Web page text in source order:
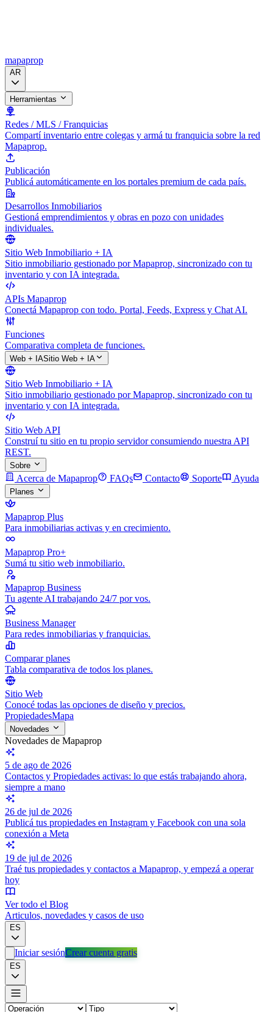
mapaprop
AR
Herramientas
Redes / MLS / Franquicias
Compartí inventario entre colegas y armá tu franquicia sobre la red
Mapaprop.
Publicación
Publicá automáticamente en los portales premium de cada país.
Desarrollos Inmobiliarios
Gestioná emprendimientos y obras en pozo con unidades
individuales.
Sitio Web Inmobiliario + IA
Sitio inmobiliario gestionado por Mapaprop, sincronizado con tu
inventario y con IA integrada.
APIs Mapaprop
Conectá Mapaprop con todo. Portal, Feeds, Express y Chat AI.
Funciones
Comparativa completa de funciones.
Web + IASitio Web + IA
Sitio Web Inmobiliario + IA
Sitio inmobiliario gestionado por Mapaprop, sincronizado con tu
inventario y con IA integrada.
Sitio Web API
Construí tu sitio en tu propio servidor consumiendo nuestra API
REST.
Sobre
Acerca de Mapaprop FAQs Contacto Soporte Ayuda
Planes
Mapaprop Plus
Para inmobiliarias activas y en crecimiento.
Mapaprop Pro+
Sumá tu sitio web inmobiliario.
Mapaprop Business
Tu agente AI trabajando 24/7 por vos.
Business Manager
Para redes inmobiliarias y franquicias.
Comparar planes
Tabla comparativa de todos los planes.
Sitio Web
Conocé todas las opciones de diseño y precios.
PropiedadesMapa
Novedades
Novedades de Mapaprop
5 de ago de 2026
Contactos y Propiedades activas: lo que estás trabajando ahora,
siempre a mano
26 de jul de 2026
Publicá tus propiedades en Instagram y Facebook con una sola
conexión a Meta
19 de jul de 2026
Traé tus propiedades y contactos a Mapaprop, y empezá a operar
hoy
Ver todo el Blog
Articulos, novedades y casos de uso
ES
Iniciar sesiónCrear cuenta gratis
ES